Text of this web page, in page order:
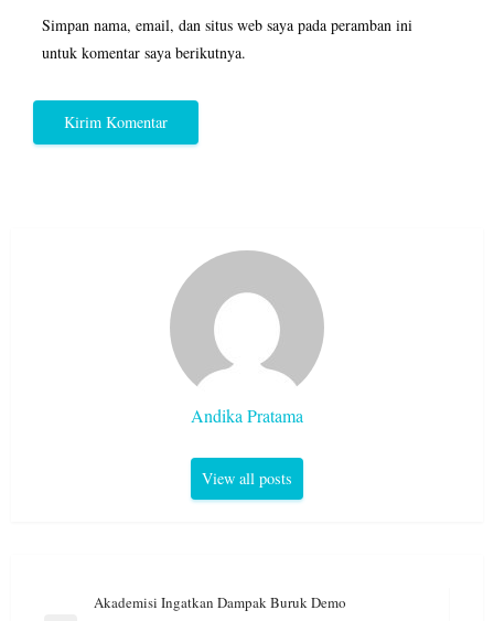
Simpan nama, email, dan situs web saya pada peramban ini
untuk komentar saya berikutnya.
Andika Pratama
View all posts
NavigasiAkademisi Ingatkan Dampak Buruk Demo